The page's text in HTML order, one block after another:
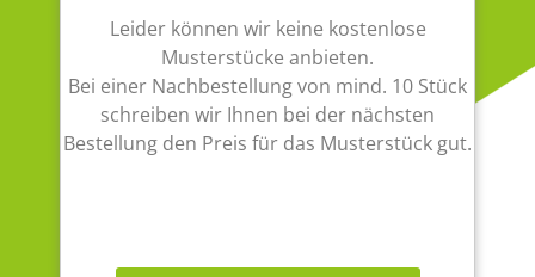
Leider können wir keine kostenlose
Musterstücke anbieten.
Bei einer Nachbestellung von mind. 10 Stück
schreiben wir Ihnen bei der nächsten
Bestellung den Preis für das Musterstück gut.